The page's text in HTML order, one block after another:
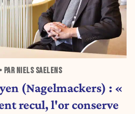
PAR NIELS SAELENS
(Nagelmackers) : «
recul, l'or conserve